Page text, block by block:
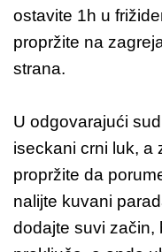
ostavite 1h u
propržite na
strana.
U odgovarajući
iseckani crni luk, a
propržite da
nalijte kuvani
dodajte suvi začin,